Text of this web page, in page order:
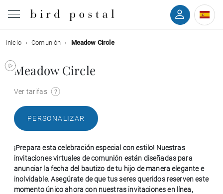
Boda
Nacimiento
Comunión
Condolencias
Cumpleaños
Inicio Comunión Meadow Circle
Meadow Circle
Ver tarifas
PERSONALIZAR
¡Prepara esta celebración especial con estilo! Nuestras
invitaciones virtuales de comunión están diseñadas para
anunciar la fecha del bautizo de tu hijo de manera elegante e
inolvidable. Asegúrate de que tus seres queridos reserven este
momento único ahora con nuestras invitaciones en línea,